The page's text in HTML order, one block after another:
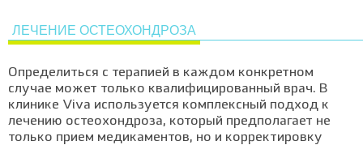
ЛЕЧЕНИЕ ОСТЕОХОНДРОЗА
Определиться с терапией в каждом конкретном
случае может только квалифицированный врач. В
клинике Viva используется комплексный подход к
лечению остеохондроза, который предполагает не
только прием медикаментов, но и корректировку